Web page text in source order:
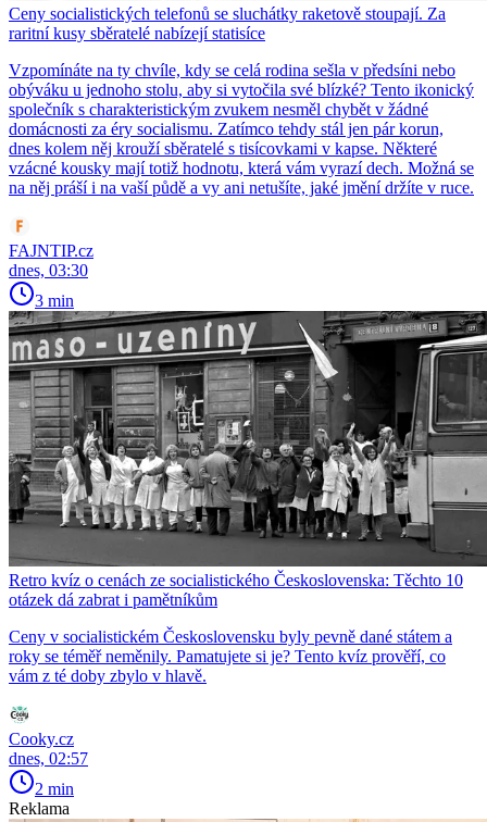
Ceny socialistických telefonů se sluchátky raketově stoupají. Za
raritní kusy sběratelé nabízejí statisíce
Vzpomínáte na ty chvíle, kdy se celá rodina sešla v předsíni nebo
obýváku u jednoho stolu, aby si vytočila své blízké? Tento ikonický
společník s charakteristickým zvukem nesměl chybět v žádné
domácnosti za éry socialismu. Zatímco tehdy stál jen pár korun,
dnes kolem něj krouží sběratelé s tisícovkami v kapse. Některé
vzácné kousky mají totiž hodnotu, která vám vyrazí dech. Možná se
na něj práší i na vaší půdě a vy ani netušíte, jaké jmění držíte v ruce.
FAJNTIP.cz
dnes, 03:30
3 min
Retro kvíz o cenách ze socialistického Československa: Těchto 10
otázek dá zabrat i pamětníkům
Ceny v socialistickém Československu byly pevně dané státem a
roky se téměř neměnily. Pamatujete si je? Tento kvíz prověří, co
vám z té doby zbylo v hlavě.
Cooky.cz
dnes, 02:57
2 min
Reklama